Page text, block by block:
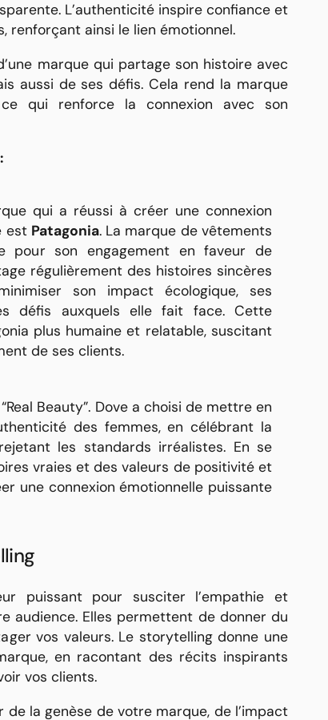
L’authenticité inspire confiance et
renforçant ainsi le lien émotionnel.
marque qui partage son histoire avec
aussi de ses défis. Cela rend la marque
qui renforce la connexion avec son
qui a réussi à créer une connexion
est Patagonia. La marque de vêtements
pour son engagement en faveur de
régulièrement des histoires sincères
son impact écologique, ses
défis auxquels elle fait face. Cette
plus humaine et relatable, suscitant
de ses clients.
Beauty”. Dove a choisi de mettre en
des femmes, en célébrant la
les standards irréalistes. En se
vraies et des valeurs de positivité et
une connexion émotionnelle puissante
puissant pour susciter l’empathie et
audience. Elles permettent de donner du
vos valeurs. Le storytelling donne une
en racontant des récits inspirants
vos clients.
la genèse de votre marque, de l’impact